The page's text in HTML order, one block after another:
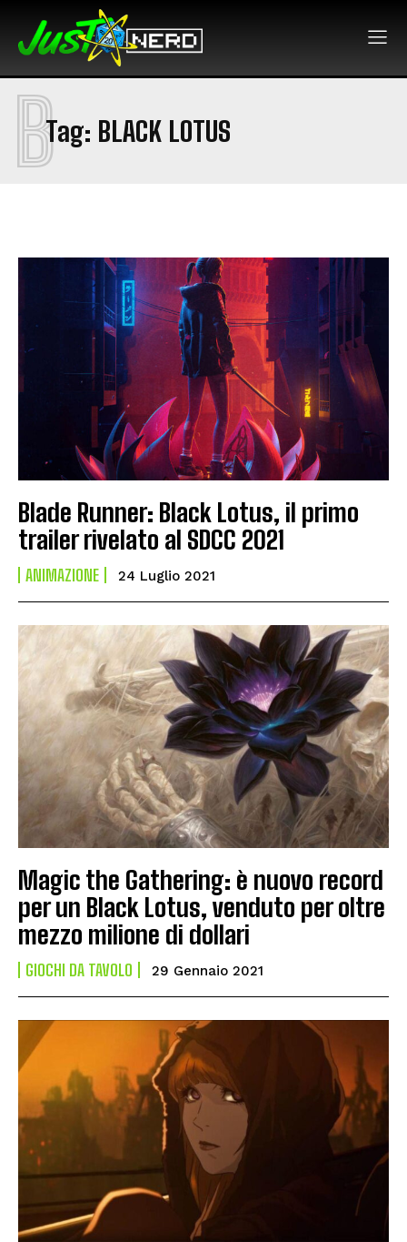
Tag: BLACK LOTUS
B
Blade Runner: Black Lotus, il primo
trailer rivelato al SDCC 2021
ANIMAZIONE 24 Luglio 2021
Magic the Gathering: è nuovo record
per un Black Lotus, venduto per oltre
mezzo milione di dollari
GIOCHI DA TAVOLO 29 Gennaio 2021